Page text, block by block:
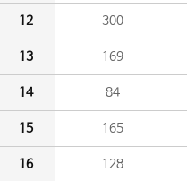
12 300
13 169
14 84
15 165
16 128